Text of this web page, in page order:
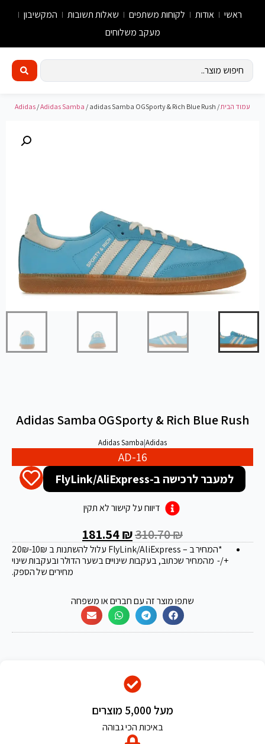
ראשי אודות לקוחות משתפים שאלות תשובות
המקשיבון
מעקב משלוחים
עמוד הבית/
Adidas /Adidas Samba / adidas Samba OGSporty & Rich Blue Rush
Adidas Samba OGSporty & Rich Blue Rush
Adidas
|
Adidas Samba
AD-16
למעבר לרכישה ב-FlyLink/AliExpress
דיווח על קישור לא תקין
310.70₪
181.54₪
*המחיר ב – FlyLink/AliExpress עלול להשתנות ב 20 ₪-10₪
+/- מהמחיר שכתוב, בעקבות שינויים בשער הדולר ובעקבות שינוי
מחירים של הספק.
שתפו מוצר זה עם חברים או משפחה
מעל 5,000 מוצרים
באיכות הכי גבוהה